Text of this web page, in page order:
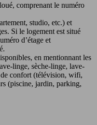
comprenant le numéro
studio, etc.) et
Si le logement est situé
d’étage et
en mentionnant les
linge, sèche-linge, lave-
confort (télévision, wifi,
(piscine, jardin, parking,